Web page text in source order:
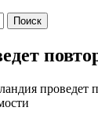
проведет